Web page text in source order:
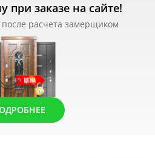
при заказе на сайте!
расчета замерщиком